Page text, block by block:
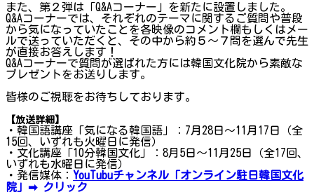
また、第２弾は「Q&Aコーナー」を新たに設置しました。
Q&Aコーナーでは、それぞれのテーマに関するご質問や普段
から気になっていたことを各映像のコメント欄もしくはメー
ルで送っていただくと、その中から約５～７問を選んで先生
が直接お答えします！
Q&Aコーナーで質問が選ばれた方には韓国文化院から素敵な
プレゼントをお送りします。
皆様のご視聴をお待ちしております。
【放送詳細】
・韓国語講座「気になる韓国語」：7月28日〜11月17日（全
15回、いずれも火曜日に発信）
・文化講座「10分韓国文化」：8月5日〜11月25日（全17回、
いずれも水曜日に発信）
・発信媒体： YouTubuチャンネル「オンライン駐日韓国文化
院」➡ クリック